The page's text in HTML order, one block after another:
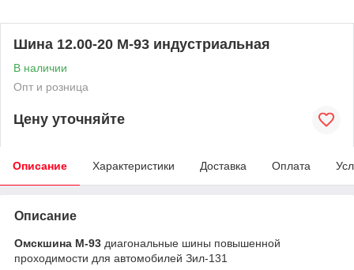
Шина 12.00-20 М-93 индустриальная
В наличии
Опт и розница
Цену уточняйте
Описание Характеристики Доставка Оплата
Описание
Омскшина М-93 диагональные шины повышенной
проходимости для автомобилей Зил-131